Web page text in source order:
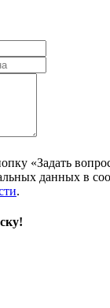
«Задать
данных в
.